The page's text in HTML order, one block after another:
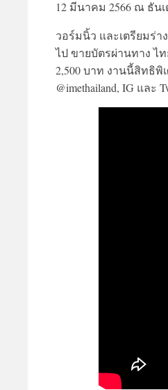
12 มีนาคม 2566 ณ ธั
วอร์มนิ้ว และเตรียมร่
ไป ขายบัตรผ่านทาง ไท
2,500 บาท งานนี้สิทธิพิ
@imethailand, IG และ